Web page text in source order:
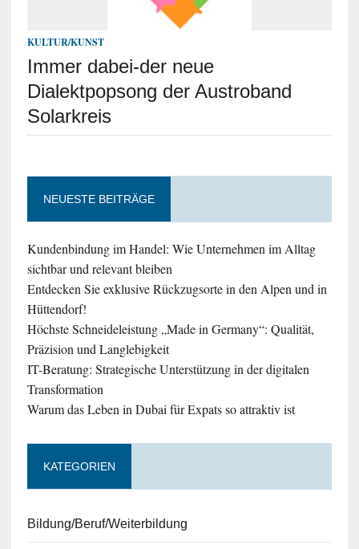
KULTUR/KUNST
Immer dabei-der neue
Dialektpopsong der Austroband
Solarkreis
NEUESTE BEITRÄGE
Kundenbindung im Handel: Wie Unternehmen im Alltag
sichtbar und relevant bleiben
Entdecken Sie exklusive Rückzugsorte in den Alpen und in
Hüttendorf!
Höchste Schneideleistung „Made in Germany“: Qualität,
Präzision und Langlebigkeit
IT-Beratung: Strategische Unterstützung in der digitalen
Transformation
Warum das Leben in Dubai für Expats so attraktiv ist
KATEGORIEN
Bildung/Beruf/Weiterbildung